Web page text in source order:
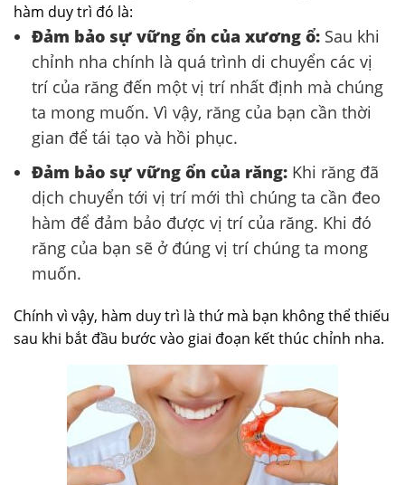
hàm duy trì đó là:
Đảm bảo sự vững ổn của xương ổ: Sau khi
chỉnh nha chính là quá trình di chuyển các vị
trí của răng đến một vị trí nhất định mà chúng
ta mong muốn. Vì vậy, răng của bạn cần thời
gian để tái tạo và hồi phục.
Đảm bảo sự vững ổn của răng: Khi răng đã
dịch chuyển tới vị trí mới thì chúng ta cần đeo
hàm để đảm bảo được vị trí của răng. Khi đó
răng của bạn sẽ ở đúng vị trí chúng ta mong
muốn.
Chính vì vậy, hàm duy trì là thứ mà bạn không thể thiếu
sau khi bắt đầu bước vào giai đoạn kết thúc chỉnh nha.